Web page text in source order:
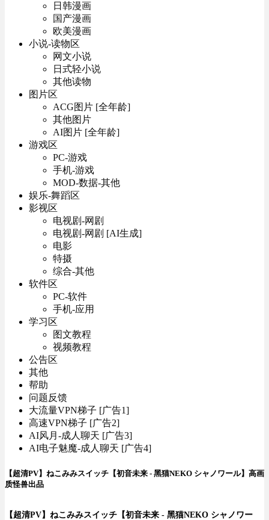
日韩漫画
国产漫画
欧美漫画
小说-读物区
网文小说
日式轻小说
其他读物
图片区
ACG图片 [全年龄]
其他图片
AI图片 [全年龄]
游戏区
PC-游戏
手机-游戏
MOD-数据-其他
娱乐-舞蹈区
影视区
电视剧-网剧
电视剧-网剧 [AI生成]
电影
特摄
综合-其他
软件区
PC-软件
手机-应用
学习区
图文教程
视频教程
公告区
其他
帮助
问题反馈
大流量VPN梯子 [广告1]
高速VPN梯子 [广告2]
AI风月-成人聊天 [广告3]
AI电子魅魔-成人聊天 [广告4]
【超清PV】ねこみみスイッチ【初音未来 - 黑猫NEKO シャノワール】高画
质怪兽出品
【超清PV】ねこみみスイッチ【初音未来 - 黑猫NEKO シャノワー